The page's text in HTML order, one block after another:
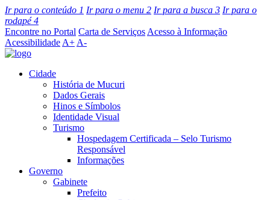
Ir para o conteúdo 1 Ir para o menu 2 Ir para a busca 3 Ir para o
rodapé4
Encontre no Portal Carta de Serviços Acesso à Informação
Acessibilidade A+ A-
Cidade
História de Mucuri
Dados Gerais
Hinos e Símbolos
Identidade Visual
Turismo
Hospedagem Certificada – Selo Turismo
Responsável
Informações
Governo
Gabinete
Prefeito